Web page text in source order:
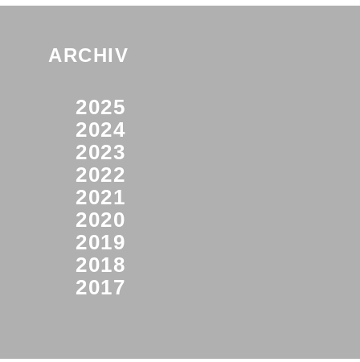
ARCHIV
2025
2024
2023
2022
2021
2020
2019
2018
2017